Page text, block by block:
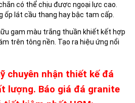
có thể chịu được ngoại lực cao.
ốp lát cầu thang hay bậc tam cấp.
gam màu trắng thuần khiết kết hợp
trên tông nền. Tạo ra hiệu ứng nổi
chuyên nhận thiết kế đá
lượng. Báo giá đá granite